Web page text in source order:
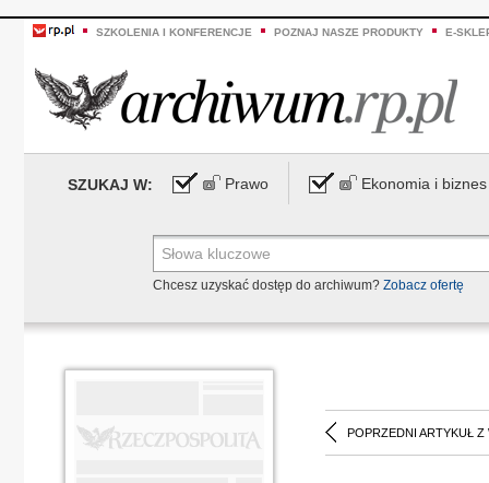
SZKOLENIA I KONFERENCJE POZNAJ NASZE PRODUKTY E-
SZUKAJ W: Prawo Ekonomia i biznes
Chcesz uzyskać dostęp do archiwum? Zobacz ofertę
POPRZEDNI ARTYKUŁ Z